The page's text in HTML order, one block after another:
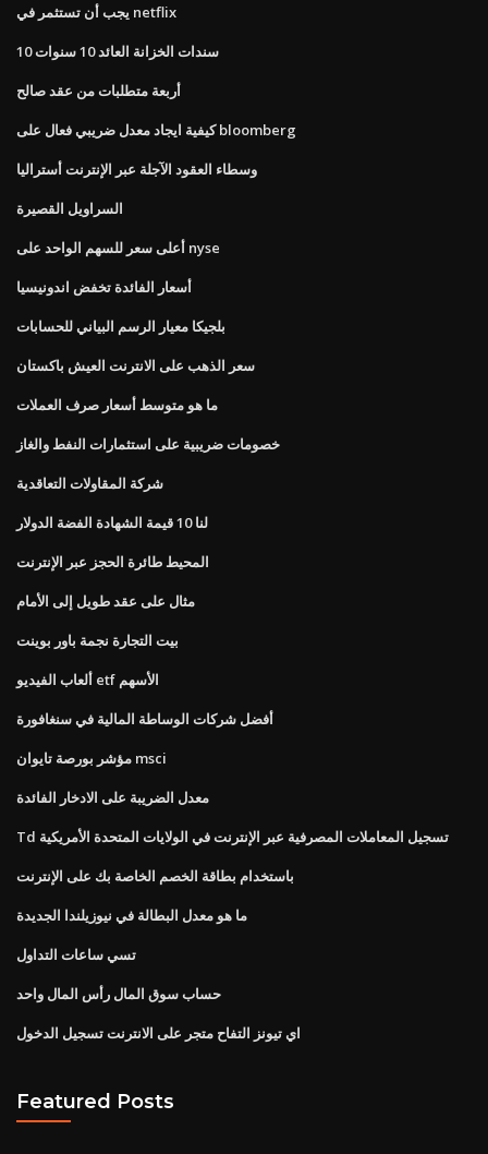
يجب أن تستثمر في netflix
10 سندات الخزانة العائد 10 سنوات
أربعة متطلبات من عقد صالح
كيفية ايجاد معدل ضريبي فعال على bloomberg
وسطاء العقود الآجلة عبر الإنترنت أستراليا
السراويل القصيرة
أعلى سعر للسهم الواحد على nyse
أسعار الفائدة تخفض اندونيسيا
بلجيكا معيار الرسم البياني للحسابات
سعر الذهب على الانترنت العيش باكستان
ما هو متوسط ​​أسعار صرف العملات
خصومات ضريبية على استثمارات النفط والغاز
شركة المقاولات التعاقدية
لنا 10 قيمة الشهادة الفضة الدولار
المحيط طائرة الحجز عبر الإنترنت
مثال على عقد طويل إلى الأمام
بيت التجارة نجمة باور بوينت
ألعاب الفيديو etf الأسهم
أفضل شركات الوساطة المالية في سنغافورة
مؤشر بورصة تايوان msci
معدل الضريبة على الادخار الفائدة
Td تسجيل المعاملات المصرفية عبر الإنترنت في الولايات المتحدة الأمريكية
باستخدام بطاقة الخصم الخاصة بك على الإنترنت
ما هو معدل البطالة في نيوزيلندا الجديدة
تسي ساعات التداول
حساب سوق المال رأس المال واحد
اي تيونز التفاح متجر على الانترنت تسجيل الدخول
Featured Posts